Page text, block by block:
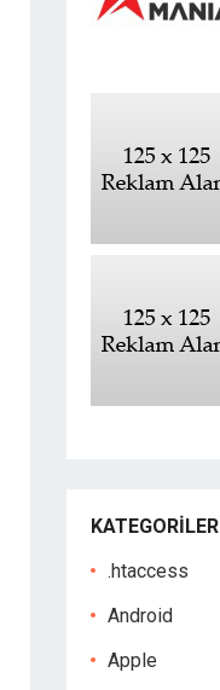
KATEGORILER
.htaccess
Android
Apple